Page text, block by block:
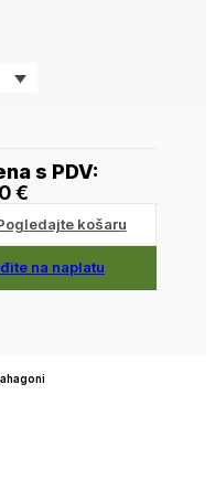
s PDV:
€
košaru
na naplatu